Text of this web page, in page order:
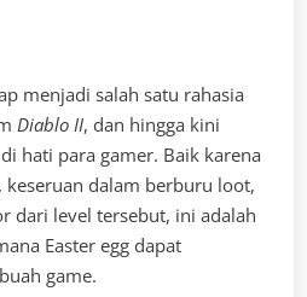
menjadi salah satu rahasia
Diablo II, dan hingga kini
hati para gamer. Baik karena
keseruan dalam berburu loot,
dari level tersebut, ini adalah
Easter egg dapat
game.